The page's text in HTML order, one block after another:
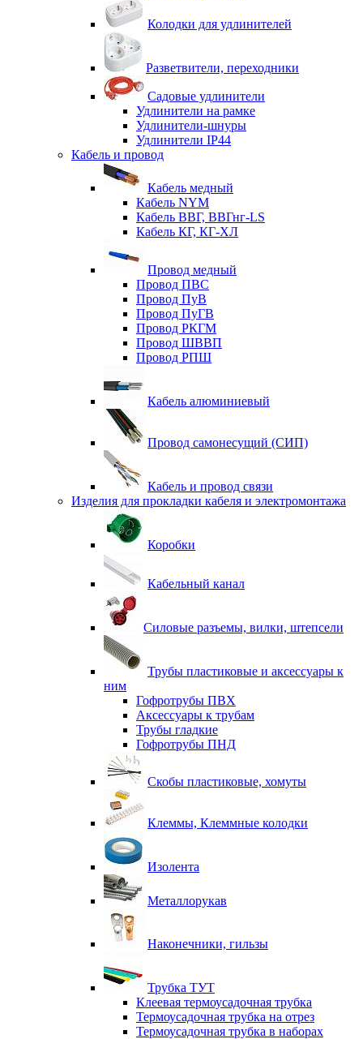
Колодки для удлинителей
Разветвители, переходники
Садовые удлинители
Удлинители на рамке
Удлинители-шнуры
Удлинители IP44
Кабель и провод
Кабель медный
Кабель NYM
Кабель ВВГ, ВВГнг-LS
Кабель КГ, КГ-ХЛ
Провод медный
Провод ПВС
Провод ПуВ
Провод ПуГВ
Провод РКГМ
Провод ШВВП
Провод РПШ
Кабель алюминиевый
Провод самонесущий (СИП)
Кабель и провод связи
Изделия для прокладки кабеля и электромонтажа
Коробки
Кабельный канал
Силовые разъемы, вилки, штепсели
Трубы пластиковые и аксессуары к
ним
Гофротрубы ПВХ
Аксессуары к трубам
Трубы гладкие
Гофротрубы ПНД
Скобы пластиковые, хомуты
Клеммы, Клеммные колодки
Изолента
Металлорукав
Наконечники, гильзы
Трубка ТУТ
Клеевая термоусадочная трубка
Термоусадочная трубка на отрез
Термоусадочная трубка в наборах